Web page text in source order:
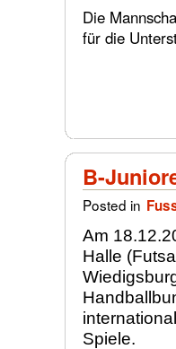
Die
für die
B-
Posted in
Am
Halle
Spiele.